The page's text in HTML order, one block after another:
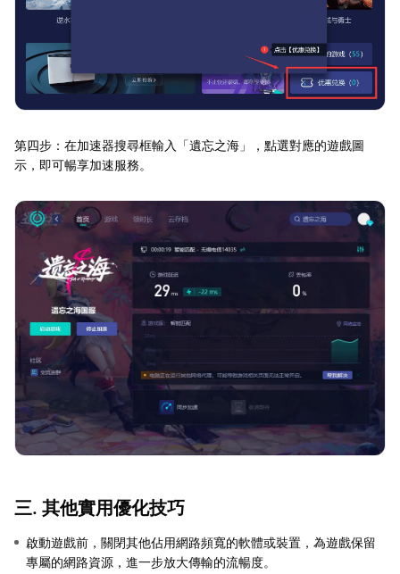
第四步：在加速器搜尋框輸入「遺忘之海」，點選對應的遊戲圖
示，即可暢享加速服務。
三. 其他實用優化技巧
啟動遊戲前，關閉其他佔用網路頻寬的軟體或裝置，為遊戲保留
專屬的網路資源，進一步放大傳輸的流暢度。